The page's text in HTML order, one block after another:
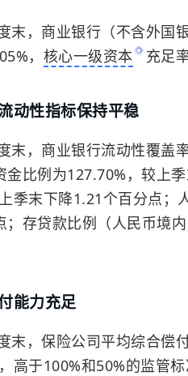
末，商业银行（不含外国
， 核心一级资本 充足
动性指标保持平稳
末，商业银行流动性覆盖
金比例为127.70%，较上
季末下降1.21个百分点；
；存贷款比例（人民币境
能力充足
末，保险公司平均综合偿
高于100%和50%的监管